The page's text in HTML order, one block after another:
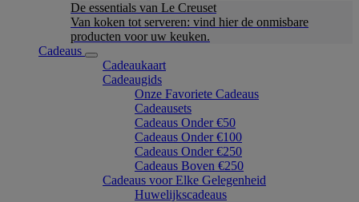
De essentials van Le Creuset
Van koken tot serveren: vind hier de onmisbare
producten voor uw keuken.
Cadeaus
Cadeaukaart
Cadeaugids
Onze Favoriete Cadeaus
Cadeausets
Cadeaus Onder €50
Cadeaus Onder €100
Cadeaus Onder €250
Cadeaus Boven €250
Cadeaus voor Elke Gelegenheid
Huwelijkscadeaus